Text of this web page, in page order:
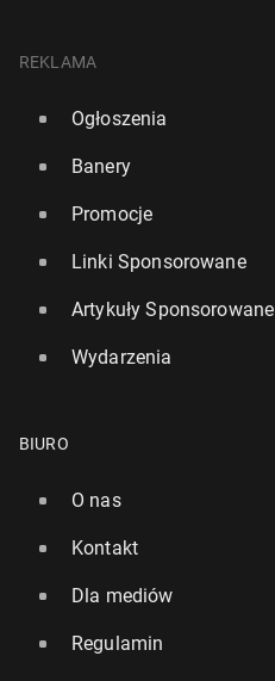
REKLAMA
Ogłoszenia
Banery
Promocje
Linki Sponsorowane
Artykuły Sponsorowane
Wydarzenia
BIURO
O nas
Kontakt
Dla mediów
Regulamin